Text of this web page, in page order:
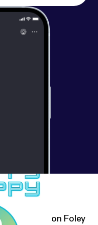
Anderson Foley